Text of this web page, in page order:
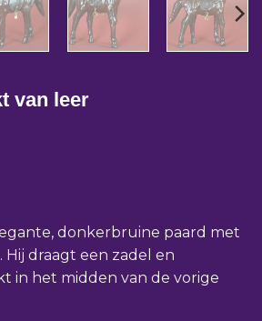
van leer
donkerbruine paard met
Hij draagt een zadel en
in het midden van de vorige